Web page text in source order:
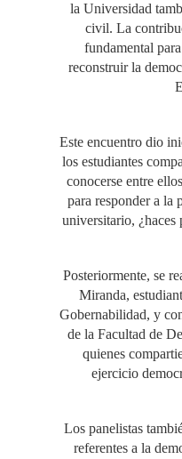
la Universidad
civil. La
fundamental
reconstruir la
Este encuentro dio
los estudiantes
conocerse entre
para responder a la
universitario, ¿haces
Posteriormente, se
Miranda,
Gobernabilidad, y
de la Facultad de
quienes
ejercicio
Los panelistas
referentes a la